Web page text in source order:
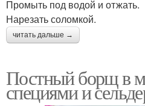
Промыть под водой и отжать.
Нарезать соломкой.
читать дальше →
Постный борщ в
специями и